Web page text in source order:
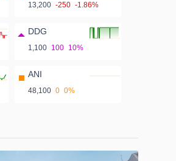
13,200 -250 -1.86%
DDG
1,100 100 10%
ANI
48,100 0 0%